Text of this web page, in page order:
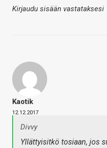
Kirjaudu sisään vastataksesi
Kaotik
12.12.2017
Divvy
Yllättyisitkö tosiaan, jos